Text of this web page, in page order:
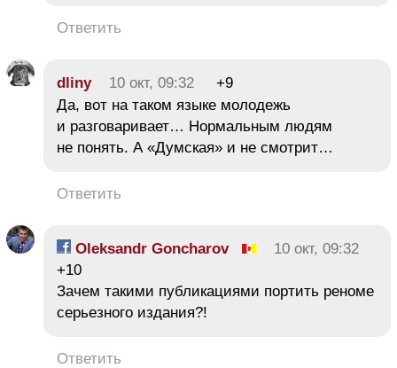
Ответить
dliny 10 окт, 09:32
+9
Да, вот на таком языке молодежь
и разговаривает… Нормальным людям
не понять. А «Думская» и не смотрит…
Ответить
Oleksandr Goncharov
10 окт, 09:32
+10
Зачем такими публикациями портить реноме
серьезного издания?!
Ответить